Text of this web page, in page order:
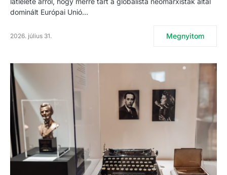
dominált Európai Unió…
2026. július 31. Megnyitom